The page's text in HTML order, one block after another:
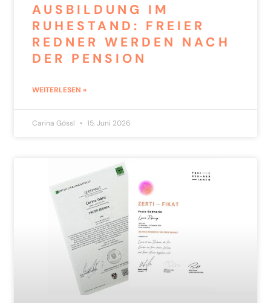
AUSBILDUNG IM
RUHESTAND: FREIER
REDNER WERDEN NACH
DER PENSION
WEITERLESEN »
Carina Gössl 15. Juni 2026